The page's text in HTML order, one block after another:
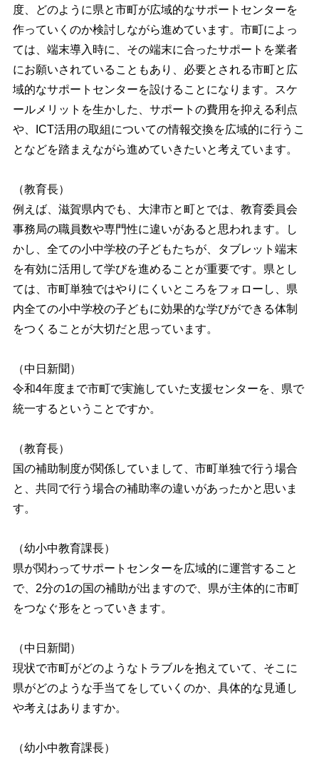
度、どのように県と市町が広域的なサポートセンターを
作っていくのか検討しながら進めています。市町によっ
ては、端末導入時に、その端末に合ったサポートを業者
にお願いされていることもあり、必要とされる市町と広
域的なサポートセンターを設けることになります。スケ
ールメリットを生かした、サポートの費用を抑える利点
や、ICT活用の取組についての情報交換を広域的に行うこ
となどを踏まえながら進めていきたいと考えています。
（教育長）
例えば、滋賀県内でも、大津市と町とでは、教育委員会
事務局の職員数や専門性に違いがあると思われます。し
かし、全ての小中学校の子どもたちが、タブレット端末
を有効に活用して学びを進めることが重要です。県とし
ては、市町単独ではやりにくいところをフォローし、県
内全ての小中学校の子どもに効果的な学びができる体制
をつくることが大切だと思っています。
（中日新聞）
令和4年度まで市町で実施していた支援センターを、県で
統一するということですか。
（教育長）
国の補助制度が関係していまして、市町単独で行う場合
と、共同で行う場合の補助率の違いがあったかと思いま
す。
（幼小中教育課長）
県が関わってサポートセンターを広域的に運営すること
で、2分の1の国の補助が出ますので、県が主体的に市町
をつなぐ形をとっていきます。
（中日新聞）
現状で市町がどのようなトラブルを抱えていて、そこに
県がどのような手当てをしていくのか、具体的な見通し
や考えはありますか。
（幼小中教育課長）